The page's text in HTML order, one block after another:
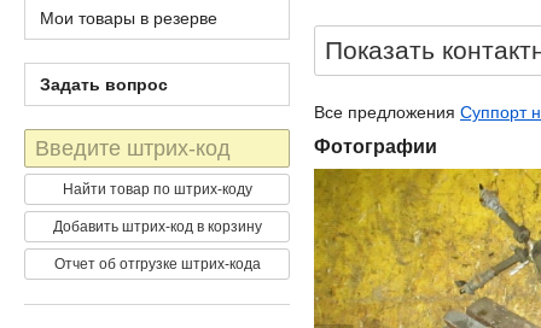
Показать
Все предложения Суппорт
Фотографии
Мои товары в резерве
Задать вопрос
Штрих-
код
Найти товар по штрих-коду
Добавить штрих-код в корзину
Отчет об отгрузке штрих-кода